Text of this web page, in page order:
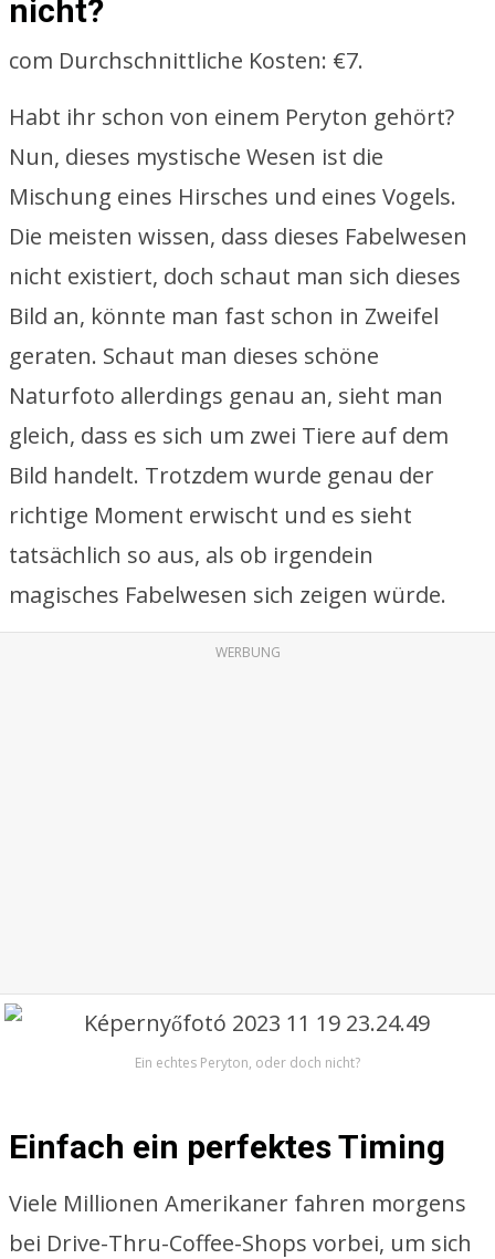
nicht?
com Durchschnittliche Kosten: €7.
Habt ihr schon von einem Peryton gehört?
Nun, dieses mystische Wesen ist die
Mischung eines Hirsches und eines Vogels.
Die meisten wissen, dass dieses Fabelwesen
nicht existiert, doch schaut man sich dieses
Bild an, könnte man fast schon in Zweifel
geraten. Schaut man dieses schöne
Naturfoto allerdings genau an, sieht man
gleich, dass es sich um zwei Tiere auf dem
Bild handelt. Trotzdem wurde genau der
richtige Moment erwischt und es sieht
tatsächlich so aus, als ob irgendein
magisches Fabelwesen sich zeigen würde.
WERBUNG
Ein echtes Peryton, oder doch nicht?
Einfach ein perfektes Timing
Viele Millionen Amerikaner fahren morgens
bei Drive-Thru-Coffee-Shops vorbei, um sich